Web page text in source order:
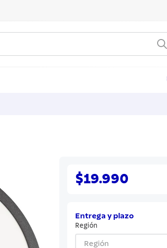
$19.990
Entrega y plazo
Región
Región